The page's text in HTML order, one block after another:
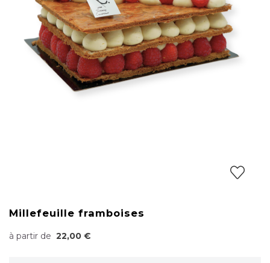
Millefeuille framboises
à partir de 22,00 €